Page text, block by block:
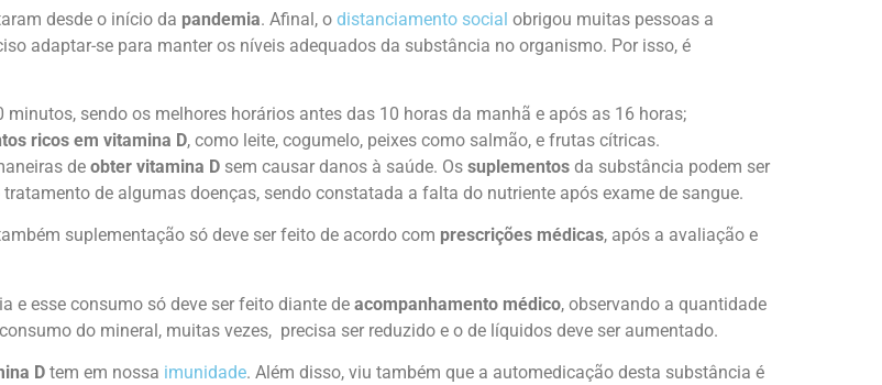
desde o início da pandemia. Afinal, o distanciamento social obrigou muitas pessoas a
adaptar-se para manter os níveis adequados da substância no organismo. Por isso, é
minutos, sendo os melhores horários antes das 10 horas da manhã e após as 16 horas;
ricos em vitamina D, como leite, cogumelo, peixes como salmão, e frutas cítricas.
de obter vitamina D sem causar danos à saúde. Os suplementos da substância podem ser
de algumas doenças, sendo constatada a falta do nutriente após exame de sangue.
suplementação só deve ser feito de acordo com prescrições médicas, após a avaliação e
e esse consumo só deve ser feito diante de acompanhamento médico, observando a quantidade
do mineral, muitas vezes, precisa ser reduzido e o de líquidos deve ser aumentado.
D tem em nossa imunidade. Além disso, viu também que a automedicação desta substância é